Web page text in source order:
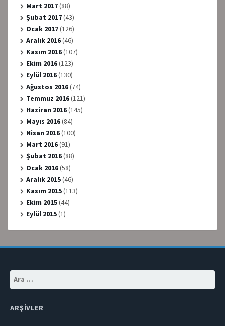
Mart 2017(88)
Şubat 2017(43)
Ocak 2017(126)
Aralık 2016(46)
Kasım 2016(107)
Ekim 2016(123)
Eylül 2016(130)
Ağustos 2016(74)
Temmuz 2016(121)
Haziran 2016(145)
Mayıs 2016(84)
Nisan 2016(100)
Mart 2016(91)
Şubat 2016(88)
Ocak 2016(58)
Aralık 2015(46)
Kasım 2015(113)
Ekim 2015(44)
Eylül 2015(1)
ARŞIVLER